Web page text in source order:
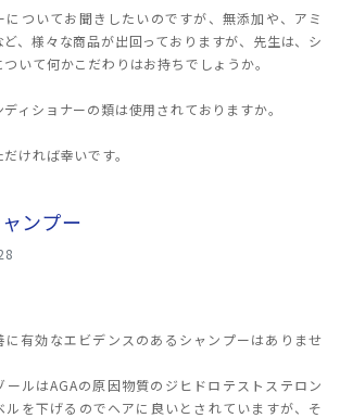
についてお聞きしたいのですが、無添加や、アミ
ど、様々な商品が出回っておりますが、先生は、シ
いて何かこだわりはお持ちでしょうか。
ィショナーの類は使用されておりますか。
ければ幸いです。
ンプー
に有効なエビデンスのあるシャンプーはありませ
ールはAGAの原因物質のジヒドロテストステロン
ルを下げるのでヘアに良いとされていますが、そ